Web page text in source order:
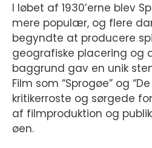
I løbet af 1930’erne blev
mere populær, og flere
begyndte at producere
geografiske placering og
baggrund gav en unik
Film som “Sprogøe” og
kritikerroste og sørgede
af filmproduktion og
øen.